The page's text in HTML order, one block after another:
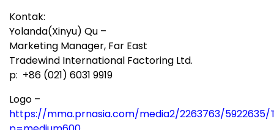
Kontak:
Yolanda(Xinyu) Qu –
Marketing Manager, Far East
Tradewind International Factoring Ltd.
p: +86 (021) 6031 9919
Logo –
https://mma.prnasia.com/media2/2263763/5922635/